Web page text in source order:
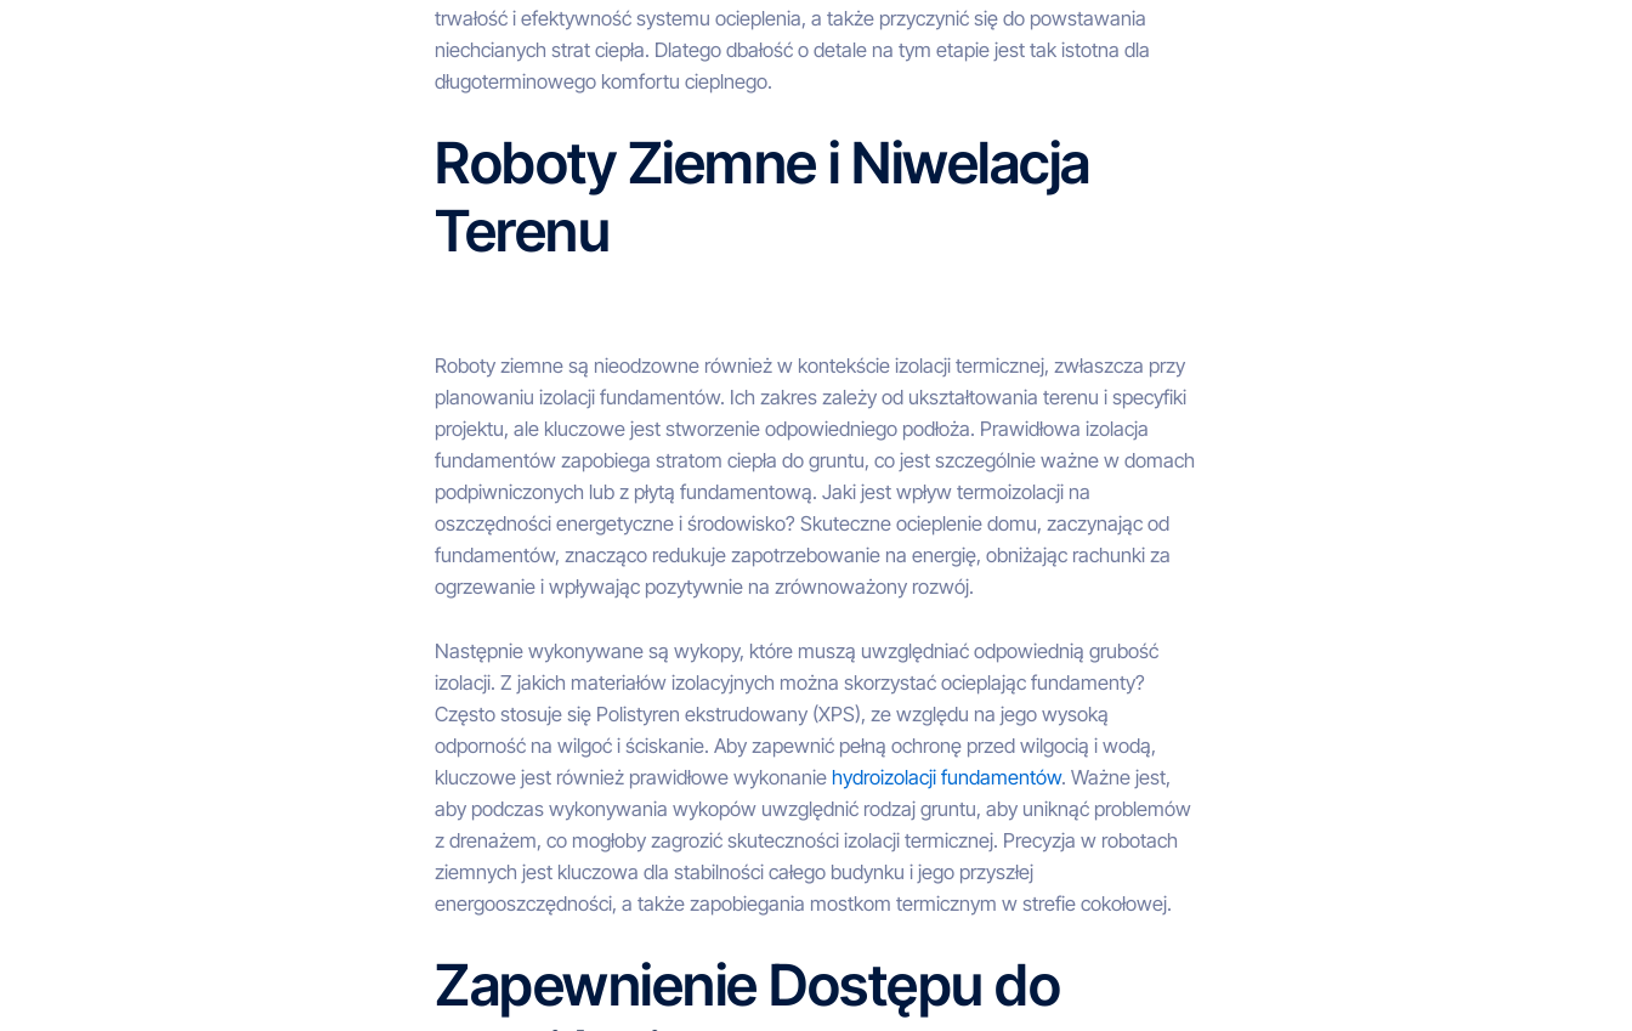
trwałość i efektywność systemu ocieplenia, a także przyczynić się do powstawania
niechcianych strat ciepła. Dlatego dbałość o detale na tym etapie jest tak istotna dla
długoterminowego komfortu cieplnego.
Roboty Ziemne i Niwelacja
Terenu
Roboty ziemne są nieodzowne również w kontekście izolacji termicznej, zwłaszcza przy
planowaniu izolacji fundamentów. Ich zakres zależy od ukształtowania terenu i specyfiki
projektu, ale kluczowe jest stworzenie odpowiedniego podłoża. Prawidłowa izolacja
fundamentów zapobiega stratom ciepła do gruntu, co jest szczególnie ważne w domach
podpiwniczonych lub z płytą fundamentową. Jaki jest wpływ termoizolacji na
oszczędności energetyczne i środowisko? Skuteczne ocieplenie domu, zaczynając od
fundamentów, znacząco redukuje zapotrzebowanie na energię, obniżając rachunki za
ogrzewanie i wpływając pozytywnie na zrównoważony rozwój.
Następnie wykonywane są wykopy, które muszą uwzględniać odpowiednią grubość
izolacji. Z jakich materiałów izolacyjnych można skorzystać ocieplając fundamenty?
Często stosuje się Polistyren ekstrudowany (XPS), ze względu na jego wysoką
odporność na wilgoć i ściskanie. Aby zapewnić pełną ochronę przed wilgocią i wodą,
kluczowe jest również prawidłowe wykonaniehydroizolacji fundamentów. Ważne jest,
aby podczas wykonywania wykopów uwzględnić rodzaj gruntu, aby uniknąć problemów
z drenażem, co mogłoby zagrozić skuteczności izolacji termicznej. Precyzja w robotach
ziemnych jest kluczowa dla stabilności całego budynku i jego przyszłej
energooszczędności, a także zapobiegania mostkom termicznym w strefie cokołowej.
Zapewnienie Dostępu do